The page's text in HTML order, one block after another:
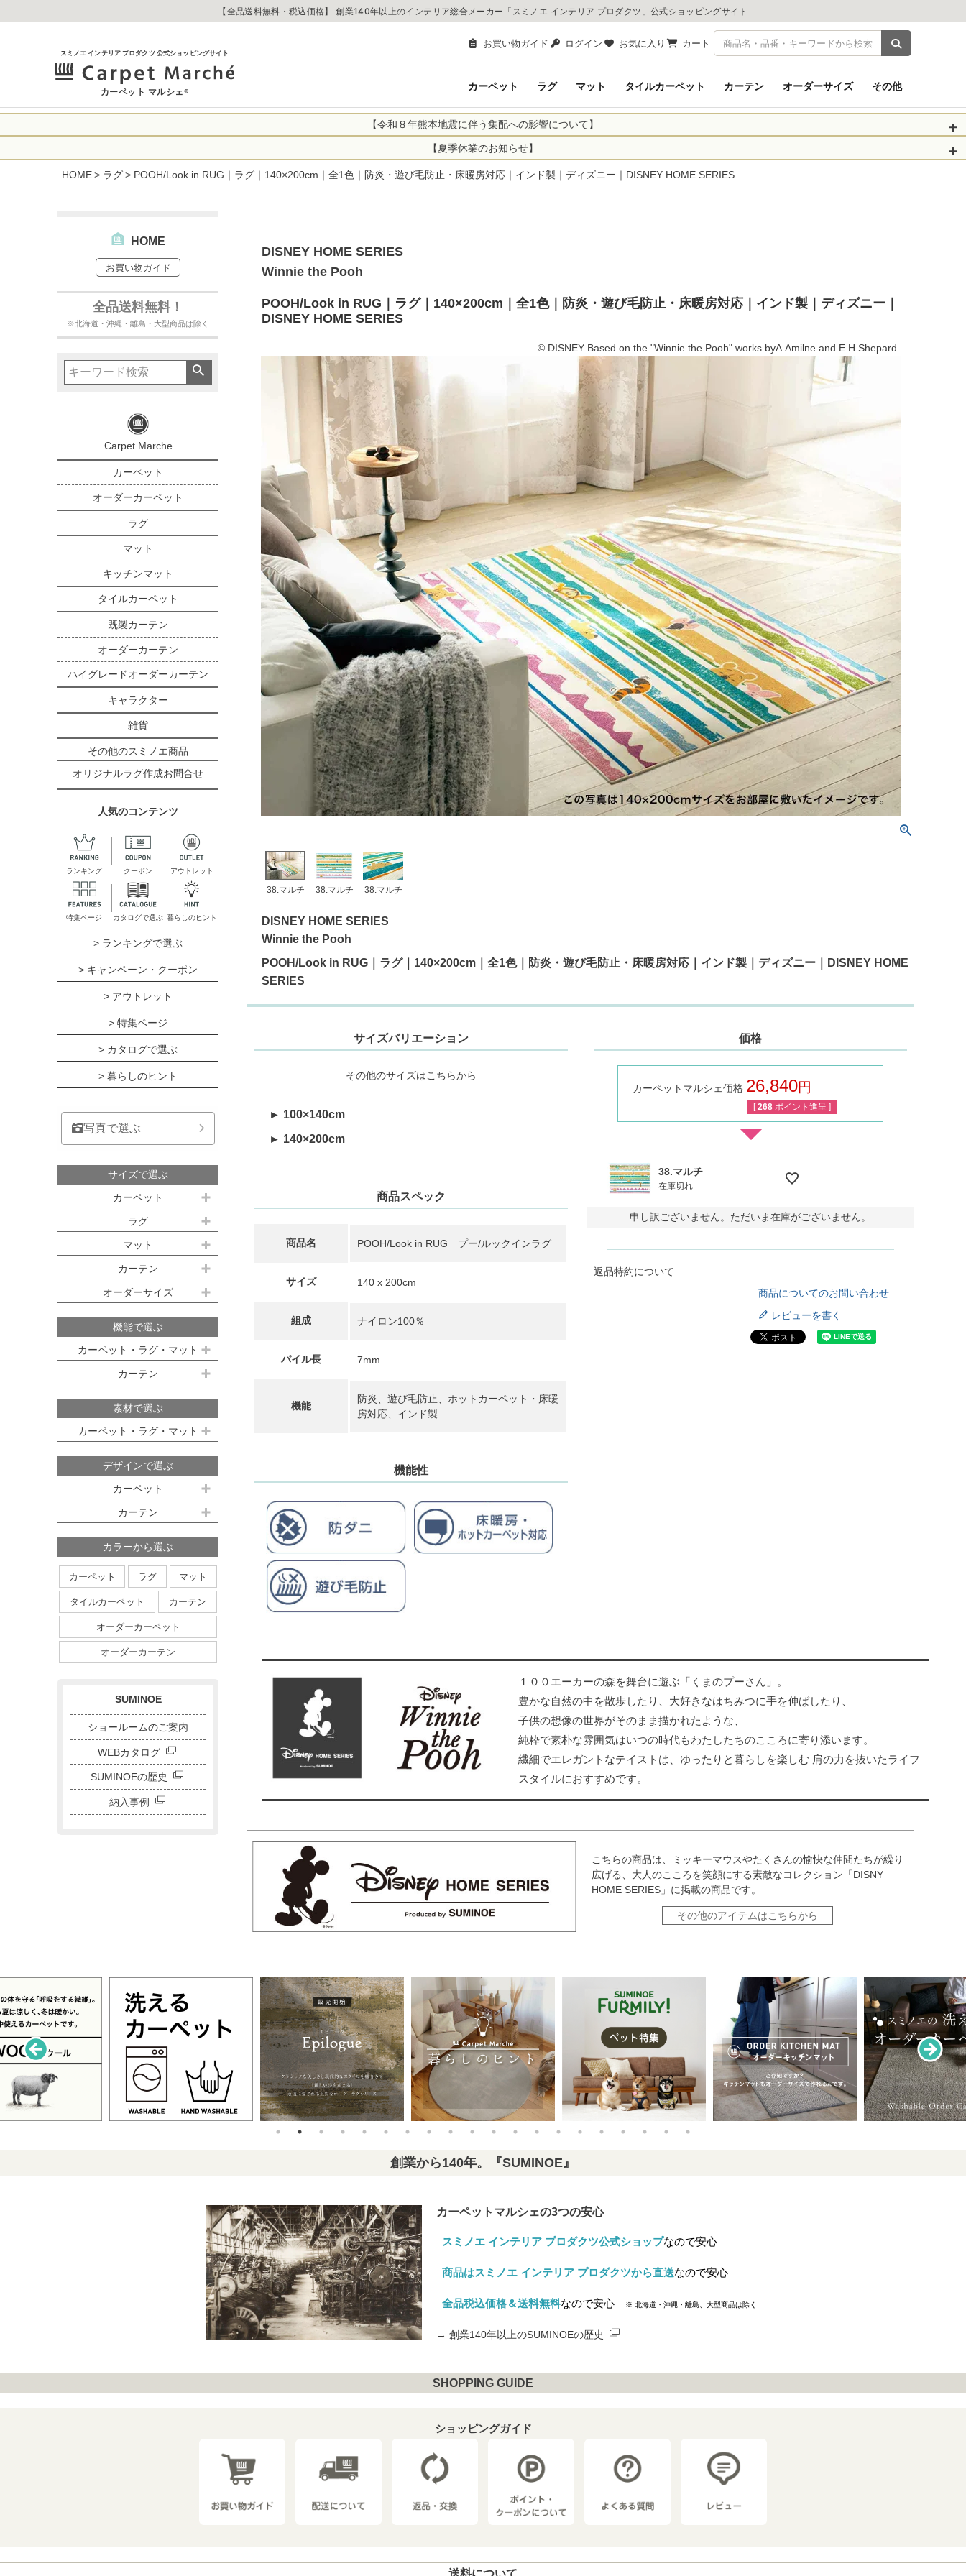
【全品送料無料・税込価格】 創業140年以上のインテリア総合メーカー「スミノエ インテリア プロダクツ」公式ショッピングサイト
お買い物ガイド ログイン お気に入り カート 商品を検索
スミノエ インテリア プロダクツ 公式ショッピングサイト
カーペット マルシェ® カーペット ラグ マット タイルカーペット カーテン オーダーサイズ その他
【令和８年熊本地震に伴う集配への影響について】
令和8年熊本地震により、お亡くなりになられた方々に深く哀悼の意を表しますとともに、被災された皆さま
に心よりお見舞い申し上げます。 この地震の影響により、現在、一部地域を発着するお荷物のお届けに遅れが
生じております。
なお、今後の被害状況や交通規制などにより、対象地域やサービスへの影響が変更となる場合がございます。
詳しくはこちら
【夏季休業のお知らせ】
当店は
は2026年8月11日(火)～2026年8月16日(日) までの期間を休業とさせて頂きます。
出荷センターも休業となりますため、休業期間中のご注文商品の出荷は
オーダー商品など、詳しくはこちらから
HOME ラグ POOH/Look in RUG｜ラグ｜140×200cm｜全1色｜防炎・遊び毛防止・床暖房対応｜インド製｜ディズニー｜DISNEY HOME SERIES
HOME
お買い物ガイド
全品送料無料！
※北海道・沖縄・離島・大型商品は除く
Carpet Marche
カーペット
オーダーカーペット
ラグ
マット
キッチンマット
タイルカーペット
既製カーテン
オーダーカーテン
ハイグレードオーダーカーテン
キャラクター
雑貨
その他のスミノエ商品
オリジナルラグ作成お問合せ
人気のコンテンツ
ランキング クーポン アウトレット
特集ページ カタログで選ぶ 暮らしのヒント
> ランキングで選ぶ
> キャンペーン・クーポン
> アウトレット
> 特集ページ
> カタログで選ぶ
> 暮らしのヒント
写真で選ぶ
サイズで選ぶ
カーペット
江戸間サイズ(3畳～10畳)
江戸間 3畳(176x261cm)
江戸間 4.5畳(261x261cm)
江戸間 6畳(261x352cm)
江戸間 8畳(352x352cm)
江戸間 10畳(352x440cm)
本間サイズ(3畳～8畳)
本間 3畳(191x286cm)
本間 8畳(382x382cm)
その他のサイズ
廊下敷き
ラグ
約100ｘ140cm
約140ｘ200cm(約1.5畳)
約160ｘ230cm(約2畳)
約200ｘ250cm(約3畳)
約200ｘ300cm(約3.5畳)
約250ｘ250cm
約250ｘ350cm
約300ｘ300cm
約300ｘ350cm
約350ｘ350cm
約350ｘ400cm
約350ｘ450cm
約350ｘ500cm
円形サイズ
ダイニングサイズ
マット
キッチンマット
デスクマット
カーテン
既製サイズ ドレープ(厚地)
100ｘ135cm
100ｘ178cm
100ｘ200cm
100ｘ133cm
100ｘ176cm
100ｘ198cm
オーダーサイズ
オーダーカーペット
オーダーキッチンマット
オーダーカーペットの測り方
オーダーカーテンの測り方
機能で選ぶ
カーペット・ラグ・マット
防炎 防音
消臭
すべり止め
遊び毛防止
アレルブロック
制電
日本製
ホットカーペット・床暖房対応
カーテン
洗える 遮光
防炎
アレルブロック
形態安定加工
形状記憶加工
日本製
素材で選ぶ
カーペット・ラグ・マット
ナイロン
ウール
デザインで選ぶ
カーペット
ストライプ＆ボーダー
円形
カーテン
北欧デザイン
ナチュラルデザイン
無地・無地調
抽象柄
花柄
植物柄
鳥・動物
ストライプ・ボーダー
チェック
ドット
サークル
カラーから選ぶ
カーペット ラグ マット
タイルカーペット カーテン
オーダーカーペット
オーダーカーテン
SUMINOE
ショールームのご案内
WEBカタログ
SUMINOEの歴史
納入事例
DISNEY HOME SERIES
Winnie the Pooh
POOH/Look in RUG｜ラグ｜140×200cm｜全1色｜防炎・遊び毛防止・床暖房対応｜インド製｜ディズニー｜
DISNEY HOME SERIES
© DISNEY Based on the "Winnie the Pooh" works byA.Amilne and E.H.Shepard.
38.マルチ 38.マルチ 38.マルチ
DISNEY HOME SERIES
Winnie the Pooh
POOH/Look in RUG｜ラグ｜140×200cm｜全1色｜防炎・遊び毛防止・床暖房対応｜インド製｜ディズニー｜DISNEY HOME
SERIES
サイズバリエーション
その他のサイズはこちらから
► 100×140cm
► 140×200cm
商品スペック
商品名 POOH/Look in RUG プー/ルックインラグ
サイズ 140 x 200cm
組成 ナイロン100％
パイル長 7mm
機能
防炎、遊び毛防止、ホットカーペット・床暖
房対応、インド製
機能性
価格
カーペットマルシェ価格 26,840
[ 268 ポイント進呈 ]
38.マルチ
在庫切れ
—
申し訳ございません。ただいま在庫がございません。
返品特約について
商品についてのお問い合わせ
レビューを書く
１００エーカーの森を舞台に遊ぶ「くまのプーさん」。
豊かな自然の中を散歩したり、大好きなはちみつに手を伸ばしたり、
子供の想像の世界がそのまま描かれたような、
純粋で素朴な雰囲気はいつの時代もわたしたちのこころに寄り添います。
繊細でエレガントなテイストは、ゆったりと暮らしを楽しむ 肩の力を抜いたライフ
スタイルにおすすめです。
こちらの商品は、ミッキーマウスやたくさんの愉快な仲間たちが繰り
広げる、大人のこころを笑顔にする素敵なコレクション「DISNY
HOME SERIES」に掲載の商品です。
その他のアイテムはこちらから
創業から140年。『SUMINOE』
カーペットマルシェの3つの安心
スミノエ インテリア プロダクツ公式ショップなので安心
商品はスミノエ インテリア プロダクツから直送なので安心
全品税込価格＆送料無料なので安心 ※ 北海道・沖縄・離島、大型商品は除く
→ 創業140年以上のSUMINOEの歴史
SHOPPING GUIDE
ショッピングガイド
送料について